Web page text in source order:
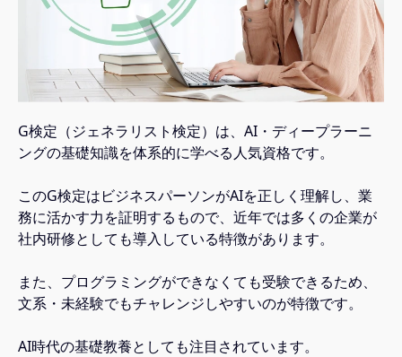
G検定（ジェネラリスト検定）は、AI・ディープラーニ
ングの基礎知識を体系的に学べる人気資格です。
このG検定はビジネスパーソンがAIを正しく理解し、業
務に活かす力を証明するもので、近年では多くの企業が
社内研修としても導入している特徴があります。
また、プログラミングができなくても受験できるため、
文系・未経験でもチャレンジしやすいのが特徴です。
AI時代の基礎教養としても注目されています。